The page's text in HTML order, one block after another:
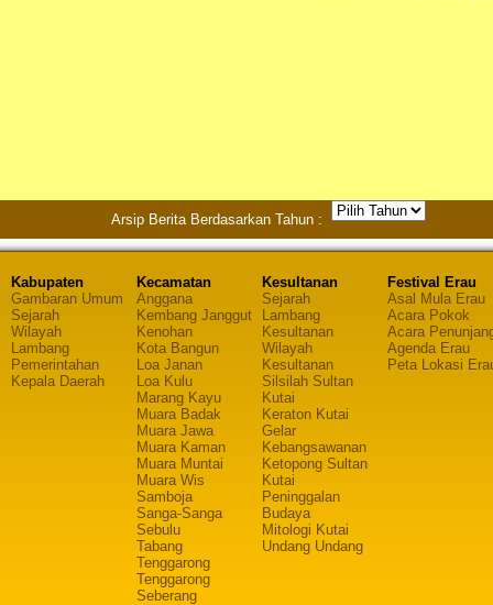
Arsip Berita Berdasarkan Tahun :
Kabupaten
Gambaran Umum
Sejarah
Wilayah
Lambang
Pemerintahan
Kepala Daerah
Kecamatan
Anggana
Kembang Janggut
Kenohan
Kota Bangun
Loa Janan
Loa Kulu
Marang Kayu
Muara Badak
Muara Jawa
Muara Kaman
Muara Muntai
Muara Wis
Samboja
Sanga-Sanga
Sebulu
Tabang
Tenggarong
Tenggarong
Seberang
Kesultanan
Sejarah
Lambang
Kesultanan
Wilayah
Kesultanan
Silsilah Sultan
Kutai
Keraton Kutai
Gelar
Kebangsawanan
Ketopong Sultan
Kutai
Peninggalan
Budaya
Mitologi Kutai
Undang Undang
Festival Erau
Asal Mula Erau
Acara Pokok
Acara
Agenda Erau
Peta Lokasi